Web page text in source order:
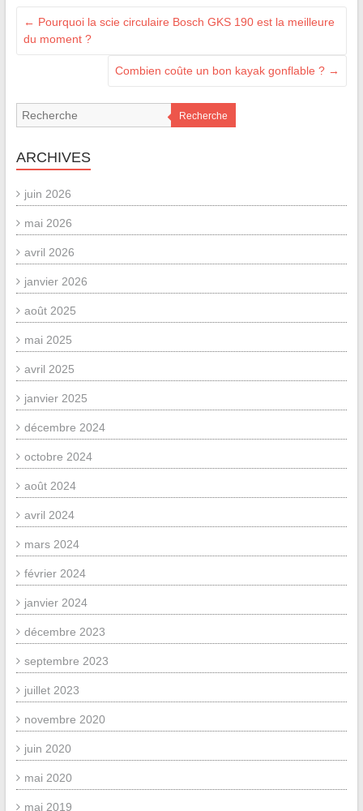
← Pourquoi la scie circulaire Bosch GKS 190 est la meilleure
du moment ?
Combien coûte un bon kayak gonflable ? →
Recherche
ARCHIVES
juin 2026
mai 2026
avril 2026
janvier 2026
août 2025
mai 2025
avril 2025
janvier 2025
décembre 2024
octobre 2024
août 2024
avril 2024
mars 2024
février 2024
janvier 2024
décembre 2023
septembre 2023
juillet 2023
novembre 2020
juin 2020
mai 2020
mai 2019